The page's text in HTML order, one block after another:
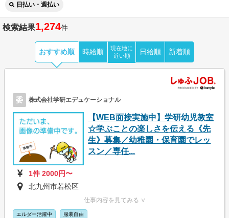
日払い・週払い
検索結果1,274件
おすすめ順 時給順
現在地に
近い順
日給順 新着順
委 株式会社学研エデュケーショナル
【WEB面接実施中】学研幼児教室
☆学ぶことの楽しさを伝える《先
生》募集／幼稚園・保育園でレッ
スン／専任...
1件 2000円〜
北九州市若松区
仕事内容を見てみる ∨
エルダー活躍中 服装自由